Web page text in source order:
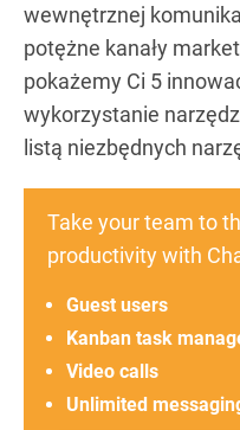
wewnętrznej
potężne kanały
pokażemy Ci 5
wykorzystanie
listą niezbędnych
Take your team to
productivity with
Unlimited
Video calls
Kanban task
Guest users